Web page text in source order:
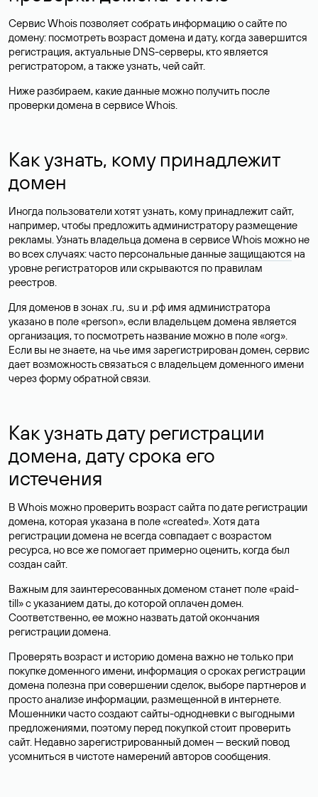
Сервис Whois позволяет собрать информацию о сайте по
домену: посмотреть возраст домена и дату, когда завершится
регистрация, актуальные DNS-серверы, кто является
регистратором, а также узнать, чей сайт.
Ниже разбираем, какие данные можно получить после
проверки домена в сервисе Whois.
Как узнать, кому принадлежит
домен
Иногда пользователи хотят узнать, кому принадлежит сайт,
например, чтобы предложить администратору размещение
рекламы. Узнать владельца домена в сервисе Whois можно не
во всех случаях: часто персональные данныезащищаются на
уровне регистраторов или скрываются по правилам
реестров.
Для доменов в зонах .ru, .su и .рф имя администратора
указано в поле «person», если владельцем домена является
организация, то посмотреть название можно в поле «org».
Если вы не знаете, на чье имя зарегистрирован домен, сервис
дает возможность связаться с владельцем доменного имени
через форму обратной связи.
Как узнать дату регистрации
домена, дату срока его
истечения
В Whois можно проверить возраст сайта по дате регистрации
домена, которая указана в поле «created». Хотя дата
регистрации домена не всегда совпадает с возрастом
ресурса, но все же помогает примерно оценить, когда был
создан сайт.
Важным для заинтересованных доменом станет поле «paid-
till» с указанием даты, до которой оплачен домен.
Соответственно, ее можно назвать датой окончания
регистрации домена.
Проверять возраст и историю домена важно не только при
покупке доменного имени, информация о сроках регистрации
домена полезна при совершении сделок, выборе партнеров и
просто анализе информации, размещенной в интернете.
Мошенники часто создают сайты-однодневки с выгодными
предложениями, поэтому перед покупкой стоит проверить
сайт. Недавно зарегистрированный домен — веский повод
усомниться в чистоте намерений авторов сообщения.